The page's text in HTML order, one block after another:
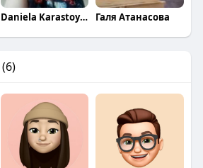
Daniela Karastoykova Галя Атанасова
(6)